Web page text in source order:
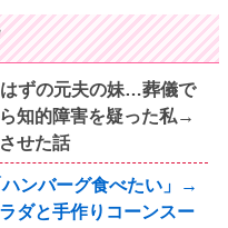
はずの元夫の妹…葬儀で
知的障害を疑った私→
せた話
ンバーグ食べたい」→
ダと手作りコーンスー